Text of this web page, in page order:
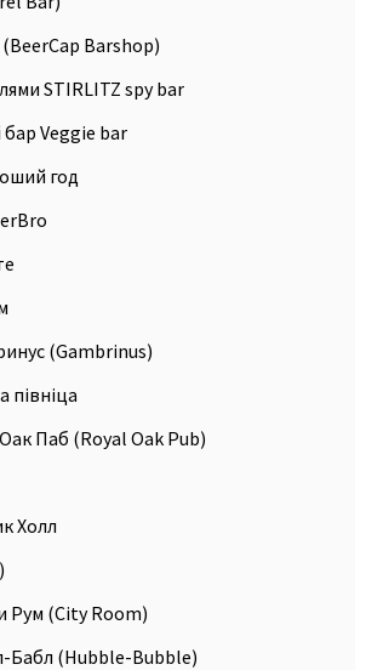
Barshop)
STIRLITZ spy bar
Veggie bar
год
(Gambrinus)
пiвнiца
Паб (Royal Oak Pub)
Холл
Рум (City Room)
Бабл (Hubble-Bubble)